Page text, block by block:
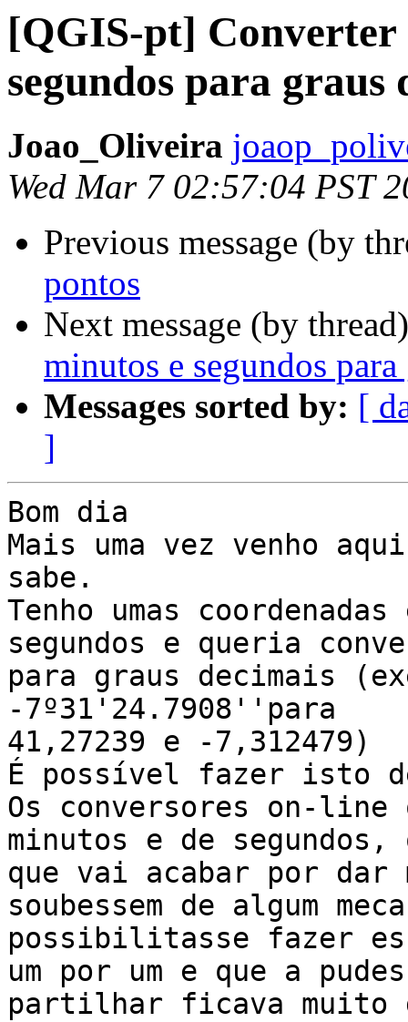
[QGIS-pt] Converter
segundos para graus
Joao_Oliveira
Wed Mar 7 02:57:04 PST
Previous message (by
pontos
Next message (by
minutos e segundos
Messages sorted by: [
]
Bom dia
Mais uma vez venho
sabe.
Tenho umas
segundos e queria
para graus decimais
-7º31'24.7908''para
41,27239 e -7,312479)
É possível fazer isto
Os conversores on-line
minutos e de segundos,
que vai acabar por
soubessem de algum
possibilitasse fazer
um por um e que a
partilhar ficava muito